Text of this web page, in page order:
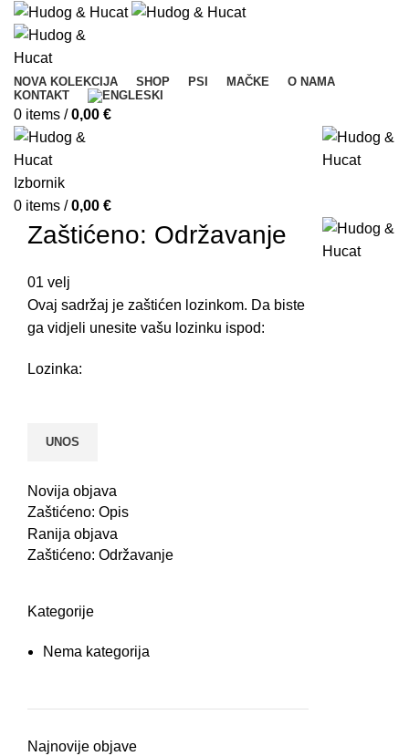
NOVA KOLEKCIJA SHOP PSI MAČKE
O NAMA
KONTAKT
0 items / 0,00 €
Izbornik
0 items / 0,00 €
Zaštićeno: Održavanje
01 velj
Ovaj sadržaj je zaštićen lozinkom. Da biste
ga vidjeli unesite vašu lozinku ispod:
Lozinka:
Novija objava
Zaštićeno: Opis
Ranija objava
Zaštićeno: Održavanje
Kategorije
Nema kategorija
Najnovije objave